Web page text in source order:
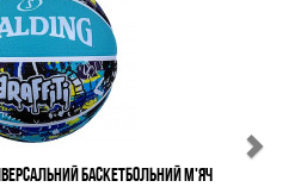
Баскетбольний М'яч